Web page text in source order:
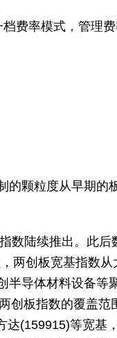
费率模式，管理
颗粒度从早期
数陆续推出。此
两创板宽基指数
导体材料设备
板指数的覆盖范
(159915)等宽